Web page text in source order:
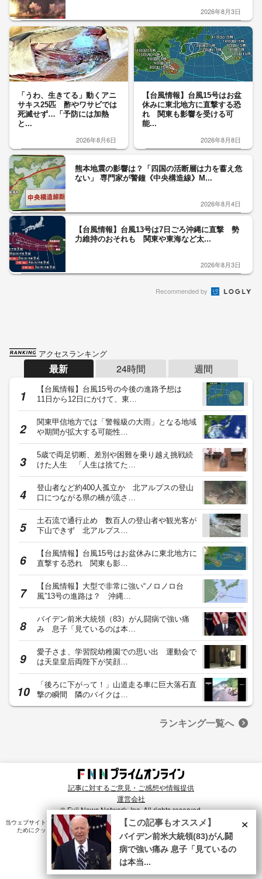
2026年8月3日
「うわ、生きてる」動くアニ
サキス25匹 酢やワサビでは
死滅せず…「予防には加熱
と...
2026年8月6日
【台風情報】台風15号はお盆
休みに東北地方に直撃する恐
れ 関東も影響を受ける可
能...
2026年8月8日
熊本地震の影響は？「四国の活断層は力を蓄え危
ない」 専門家が警鐘《中央構造線》M...
2026年8月4日
【台風情報】台風13号は7日ごろ沖縄に直撃 勢
力維持のおそれも 関東や東海など太...
2026年8月3日
Recommended by
アクセスランキング
最新 24時間 週間
【台風情報】台風15号の今後の進路予想は
11日から12日にかけて、東…
関東甲信地方では「警報級の大雨」となる地域
や期間が拡大する可能性…
5歳で両足切断、差別や困難を乗り越え挑戦続
けた人生 「人生は捨てた…
登山者など約400人孤立か 北アルプスの登山
口につながる県の橋が流さ…
土石流で通行止め 数百人の登山者や観光客が
下山できず 北アルプス…
【台風情報】台風15号はお盆休みに東北地方に
直撃する恐れ 関東も影…
【台風情報】大型で非常に強い“ノロノロ台
風”13号の進路は？ 沖縄…
バイデン前米大統領（83）がん闘病で強い痛
み 息子「見ているのは本…
愛子さま、学習院幼稚園での思い出 運動会で
は天皇皇后両陛下が笑顔…
「後ろに下がって！」山道走る車に巨大落石直
撃の瞬間 隣のバイクは…
ランキング一覧へ
記事に対するご意見・ご感想や情報提供
運営会社
© Fuji News Network, Inc. All rights reserved.
当ウェブサイトでは、ユーザのニーズ・興味・関⼼に合致したコンテンツや広告配信を提供する
ためにクッキーを使⽤しています。詳細は、
プライバシーポリシー をご確認ください。×
【この記事もオススメ】
バイデン前米大統領(83)がん闘
病で強い痛み 息子「見ているの
は本当...